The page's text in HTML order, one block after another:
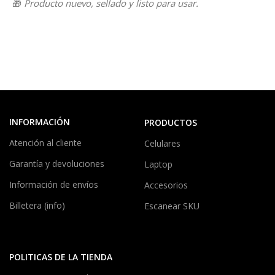
🎁 Producto nuevo, sellado y listo para usar.
INFORMACIÓN
Atención al cliente
Garantía y devoluciones
Información de envíos
Billetera (info)
PRODUCTOS
Celulares
Laptop
Accesorios
Escanear SKU
POLITICAS DE LA TIENDA